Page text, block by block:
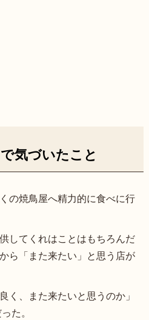
で気づいたこと
の焼鳥屋へ精力的に食べに行
してくれはことはもちろんだ
ら「また来たい」と思う店が
く、また来たいと思うのか」
た。